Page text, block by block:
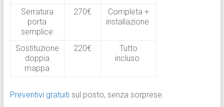
Serratura
porta
semplice
270€
Completa +
installazione
Sostituzione
doppia
mappa
220€
Tutto
incluso
Preventivi gratuitisul posto, senza sorprese.